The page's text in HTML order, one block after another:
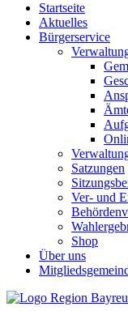
Startseite
Aktuelles
Bürgerservice
Satzungen
Ver- und
Shop
Über uns